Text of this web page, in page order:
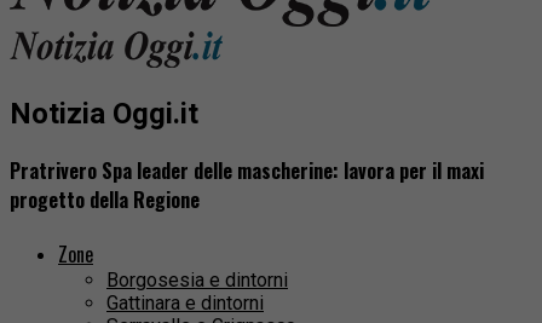
Notizia Oggi.it
Pratrivero Spa leader delle mascherine: lavora per il maxi
progetto della Regione
Zone
Borgosesia e dintorni
Gattinara e dintorni